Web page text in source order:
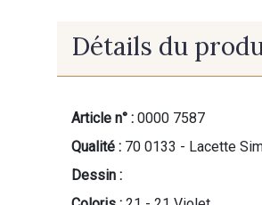
Détails du
Article n° : 0000 7587
Qualité : 70 0133 - Lacette
Dessin :